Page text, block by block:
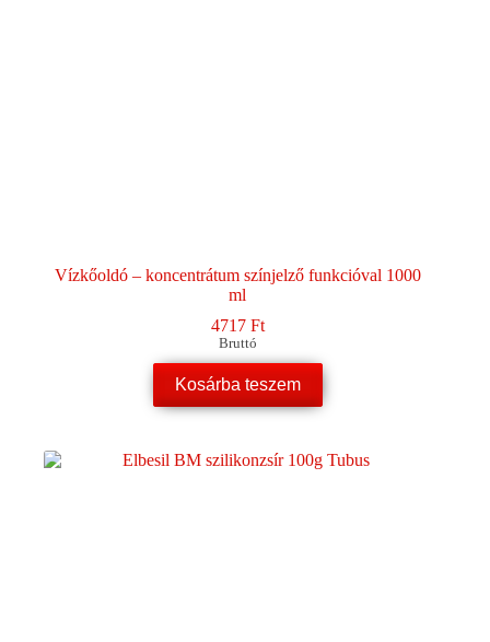
Vízkőoldó – koncentrátum színjelző funkcióval 1000
ml
4717 Ft
Bruttó
Kosárba teszem